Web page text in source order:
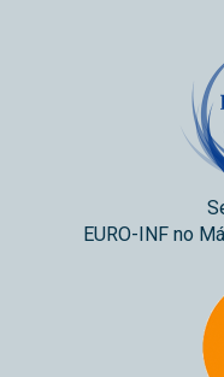
EURO-INF no